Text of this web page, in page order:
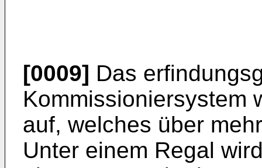
[0009] Das
Kommissioniersystem
auf, welches über
Unter einem Regal